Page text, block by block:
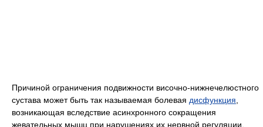
Причиной ограничения подвижности височно-нижнечелюстного
сустава может быть так называемая болевая дисфункция,
возникающая вследствие асинхронного сокращения
жевательных мышц при нарушениях их нервной регуляции.